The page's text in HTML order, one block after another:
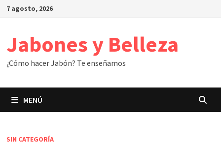
Saltar
7 agosto, 2026
Jabones y Belleza
¿Cómo hacer Jabón? Te enseñamos
MENÚ
SIN CATEGORÍA